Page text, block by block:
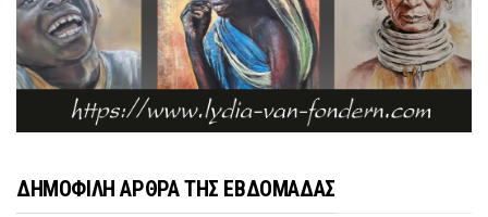
ΔΗΜΟΦΙΛΗ ΑΡΘΡΑ ΤΗΣ ΕΒΔΟΜΑΔΑΣ